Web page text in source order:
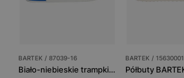
BARTEK / 87039-16
Biało-niebieskie trampki Stitch BARTEK 87039-16
BARTEK / 15630001